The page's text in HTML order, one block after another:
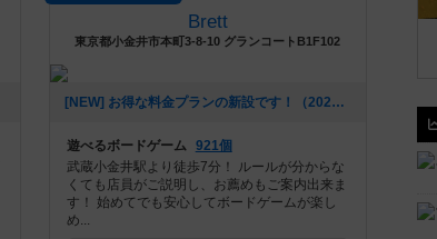
Brett
東京都小金井市本町3-8-10 グランコートB1F102
[NEW] お得な料金プランの新設です！（2026年07月28日 14時15分）
遊べるボードゲーム 921個
武蔵小金井駅より徒歩7分！ ルールが分からな
くても店員がご説明し、お薦めもご案内出来ま
す！ 始めてでも安心してボードゲームが楽し
め...